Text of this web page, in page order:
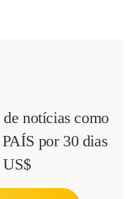
notícias como
por 30 dias